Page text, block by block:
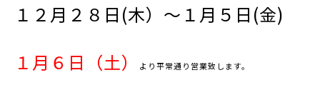
１２月２８日(木）～１月５日(金)
１月６日（土）
より平常通り営業致します。